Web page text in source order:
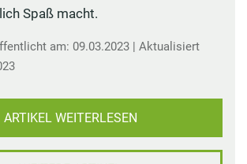
Spaß macht.
am: 09.03.2023 | Aktualisiert
ARTIKEL WEITERLESEN